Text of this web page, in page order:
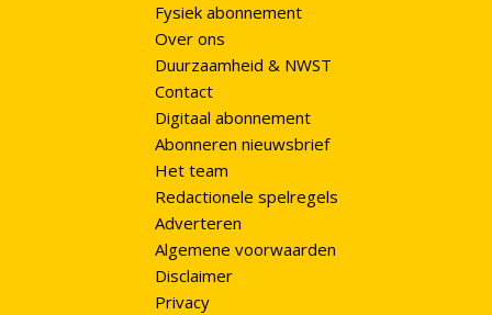
Fysiek abonnement
Over ons
Duurzaamheid & NWST
Contact
Digitaal abonnement
Abonneren nieuwsbrief
Het team
Redactionele spelregels
Adverteren
Algemene voorwaarden
Disclaimer
Privacy